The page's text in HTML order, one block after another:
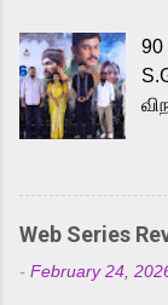
to
90
Web Series
- February 24,